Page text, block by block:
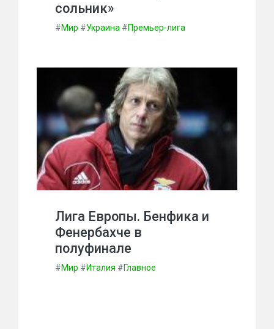
сольник»
#Мир #Украина #Премьер-лига
Лига Европы. Бенфика и
Фенербахче в
полуфинале
#Мир #Италия #Главное